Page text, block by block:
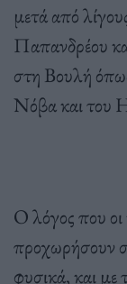
μετά από
Παπανδρέου
στη Βουλή
Νόβα και του
Ο λόγος που
προχωρήσουν
φυσικά, και με